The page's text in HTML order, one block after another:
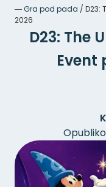
―Gra pod pada / D23:
2026
D23: The
Event